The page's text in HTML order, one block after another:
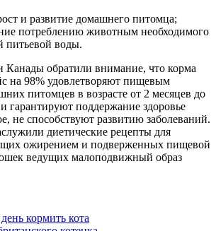
и развитие домашнего питомца;
потреблению животным необходимого
питьевой воды.
обратили внимание, что корма
на 98% удовлетворяют пищевым
питомцев в возрасте от 2 месяцев до
гарантируют поддержание здоровье
не способствуют развитию заболеваний.
диетические рецепты для
ожирением и подверженных пищевой
ведущих малоподвижный образ
кормить кота